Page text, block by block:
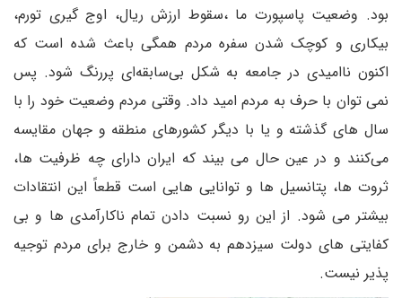
بود. وضعیت پاسپورت ما ،سقوط ارزش ریال، اوج گیری تورم،
بیکاری و کوچک شدن سفره مردم همگی باعث شده است که
اکنون ناامیدی در جامعه به شکل بی‌سابقه‌ای پررنگ شود. پس
نمی توان با حرف به مردم امید داد. وقتی مردم وضعیت خود را با
سال های گذشته و یا با دیگر کشورهای منطقه و جهان مقایسه
می‌کنند و در عین حال می بیند که ایران دارای چه ظرفیت ها،
ثروت ها، پتانسیل ها و توانایی هایی است قطعاً این انتقادات
بیشتر می شود. از این رو نسبت دادن تمام ناکارآمدی ها و بی
کفایتی های دولت سیزدهم به دشمن و خارج برای مردم توجیه
پذیر نیست.